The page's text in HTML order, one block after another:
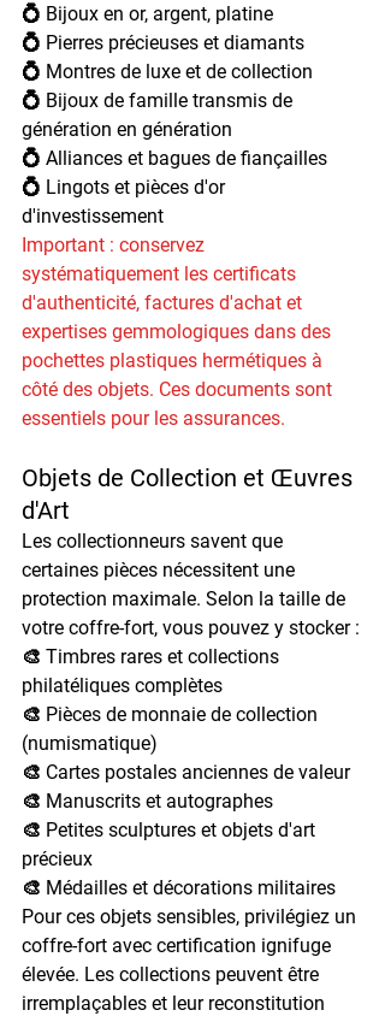
💍 Bijoux en or, argent, platine
💍 Pierres précieuses et diamants
💍 Montres de luxe et de collection
💍 Bijoux de famille transmis de
génération en génération
💍 Alliances et bagues de fiançailles
💍 Lingots et pièces d'or
d'investissement
Important : conservez
systématiquement les certificats
d'authenticité, factures d'achat et
expertises gemmologiques dans des
pochettes plastiques hermétiques à
côté des objets. Ces documents sont
essentiels pour les assurances.
Objets de Collection et Œuvres
d'Art
Les collectionneurs savent que
certaines pièces nécessitent une
protection maximale. Selon la taille de
votre coffre-fort, vous pouvez y stocker :
🎨 Timbres rares et collections
philatéliques complètes
🎨 Pièces de monnaie de collection
(numismatique)
🎨 Cartes postales anciennes de valeur
🎨 Manuscrits et autographes
🎨 Petites sculptures et objets d'art
précieux
🎨 Médailles et décorations militaires
Pour ces objets sensibles, privilégiez un
coffre-fort avec certification ignifuge
élevée. Les collections peuvent être
irremplaçables et leur reconstitution